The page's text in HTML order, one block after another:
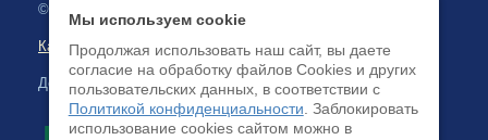
© 2026, Карельская Государственная филармония
Карта сайта
Доступна оплата банковскими картами
Мы используем cookie
Продолжая использовать наш сайт, вы даете
согласие на обработку файлов Cookies и других
пользовательских данных, в соответствии с
Политикой конфиденциальности . Заблокировать
использование cookies сайтом можно в